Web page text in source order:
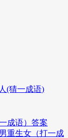
(猜一成语)
成语）答案
重生女（打一成